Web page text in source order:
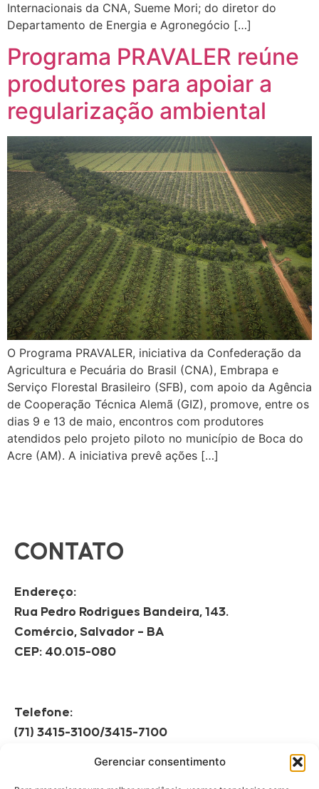
Gerenciar consentimento
Internacionais da CNA, Sueme Mori; do diretor do
Departamento de Energia e Agronegócio […]
Programa PRAVALER reúne
produtores para apoiar a
regularização ambiental
O Programa PRAVALER, iniciativa da Confederação da
Agricultura e Pecuária do Brasil (CNA), Embrapa e
Serviço Florestal Brasileiro (SFB), com apoio da Agência
de Cooperação Técnica Alemã (GIZ), promove, entre os
dias 9 e 13 de maio, encontros com produtores
atendidos pelo projeto piloto no município de Boca do
Acre (AM). A iniciativa prevê ações […]
CONTATO
Endereço:
Rua Pedro Rodrigues Bandeira, 143.
Comércio, Salvador – BA
CEP: 40.015-080
Telefone:
(71) 3415-3100/3415-7100
Horário de Funcionamento: